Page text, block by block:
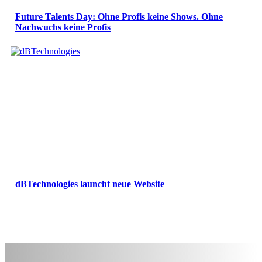
Future Talents Day: Ohne Profis keine Shows. Ohne
Nachwuchs keine Profis
dBTechnologies launcht neue Website